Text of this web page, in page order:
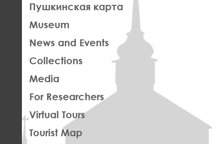
ФУТЕР
Пушкинская карта
Museum
News and Events
Collections
Media
For Researchers
Virtual Tours
Tourist Map